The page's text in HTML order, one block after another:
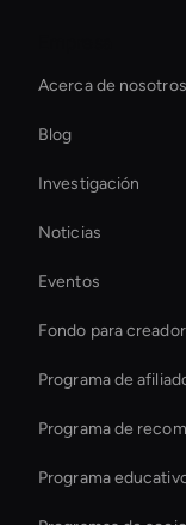
Generador de
Smart Ai Avatar
conversational ai
Creador de
Live Streaming
Mejore los vídeos
Acerca de nosotros
Blog
Investigación
Noticias
Eventos
Fondo para
Programa de
Programa de
Programa